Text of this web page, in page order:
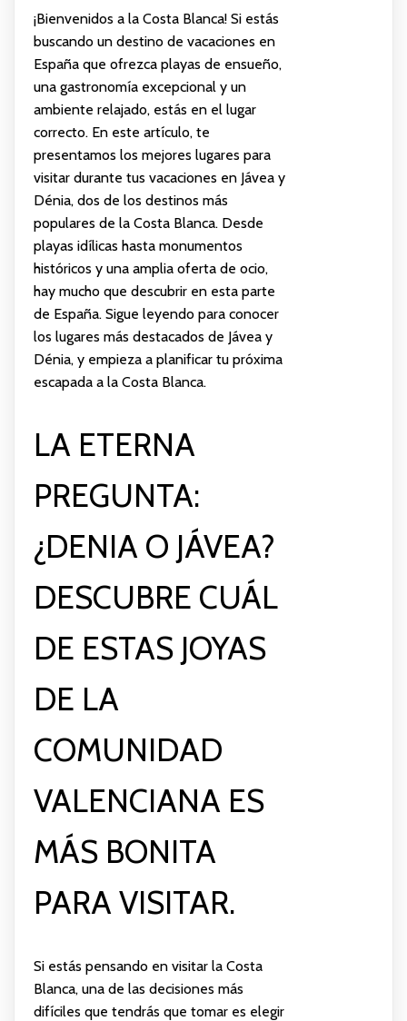
¡Bienvenidos a la Costa Blanca! Si estás
buscando un destino de vacaciones en
España que ofrezca playas de ensueño,
una gastronomía excepcional y un
ambiente relajado, estás en el lugar
correcto. En este artículo, te
presentamos los mejores lugares para
visitar durante tus vacaciones en Jávea y
Dénia, dos de los destinos más
populares de la Costa Blanca. Desde
playas idílicas hasta monumentos
históricos y una amplia oferta de ocio,
hay mucho que descubrir en esta parte
de España. Sigue leyendo para conocer
los lugares más destacados de Jávea y
Dénia, y empieza a planificar tu próxima
escapada a la Costa Blanca.
LA ETERNA
PREGUNTA:
¿DENIA O JÁVEA?
DESCUBRE CUÁL
DE ESTAS JOYAS
DE LA
COMUNIDAD
VALENCIANA ES
MÁS BONITA
PARA VISITAR.
Si estás pensando en visitar la Costa
Blanca, una de las decisiones más
difíciles que tendrás que tomar es elegir